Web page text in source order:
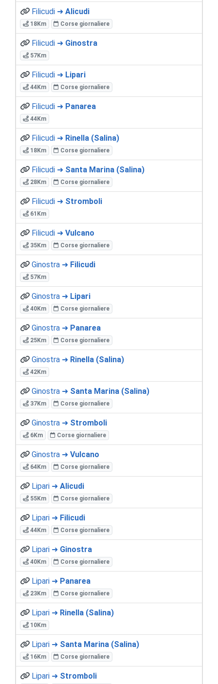
Filicudi ➜ Alicudi
18Km Corse giornaliere
Filicudi ➜ Ginostra
57Km
Filicudi ➜ Lipari
44Km Corse giornaliere
Filicudi ➜ Panarea
44Km
Filicudi ➜ Rinella (Salina)
18Km Corse giornaliere
Filicudi ➜ Santa Marina (Salina)
28Km Corse giornaliere
Filicudi ➜ Stromboli
61Km
Filicudi ➜ Vulcano
35Km Corse giornaliere
Ginostra ➜ Filicudi
57Km
Ginostra ➜ Lipari
40Km Corse giornaliere
Ginostra ➜ Panarea
25Km Corse giornaliere
Ginostra ➜ Rinella (Salina)
42Km
Ginostra ➜ Santa Marina (Salina)
37Km Corse giornaliere
Ginostra ➜ Stromboli
6Km Corse giornaliere
Ginostra ➜ Vulcano
64Km Corse giornaliere
Lipari ➜ Alicudi
55Km Corse giornaliere
Lipari ➜ Filicudi
44Km Corse giornaliere
Lipari ➜ Ginostra
40Km Corse giornaliere
Lipari ➜ Panarea
23Km Corse giornaliere
Lipari ➜ Rinella (Salina)
10Km
Lipari ➜ Santa Marina (Salina)
16Km Corse giornaliere
Lipari ➜ Stromboli